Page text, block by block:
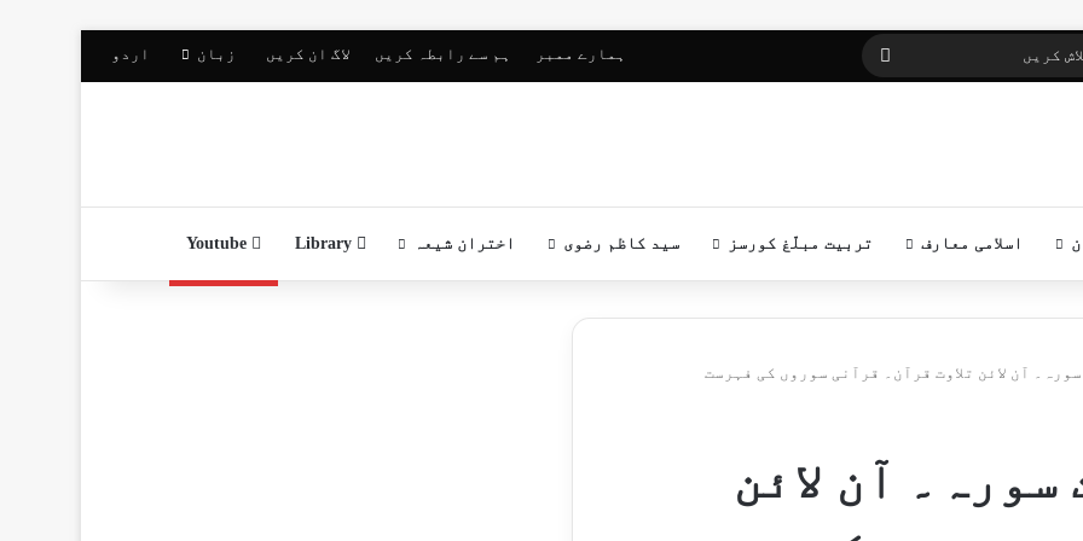
ہمارے ممبر ہم سے رابطہ کریں لاگ ان کریں زبان اردو
اسلامی معارف تربیت مبلّغ کورسز سید کاظم رضوی اختران شیعہ Library
Youtube
آن لائن تلاوت قرآن۔ قرآنی سوروں کی فہرست
سورہ۔ آن لائن